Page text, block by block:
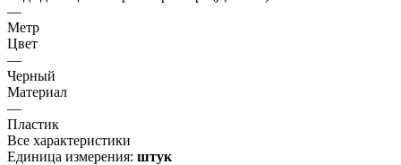
—
Метр
Цвет
—
Черный
Материал
—
Пластик
Все характеристики
Единица измерения: штук